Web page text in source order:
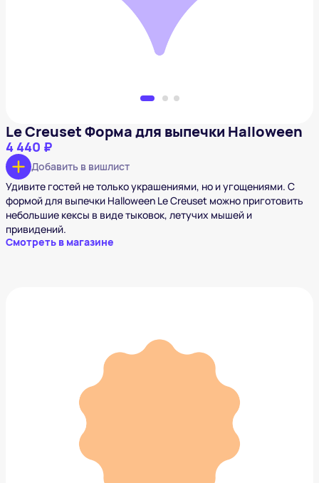
Добавить в вишлист
Le Creuset Форма для выпечки Halloween
4 440 ₽
Добавить в вишлист
Удивите гостей не только украшениями, но и угощениями. С
формой для выпечки Halloween Le Creuset можно приготовить
небольшие кексы в виде тыковок, летучих мышей и
привидений.
Смотреть в магазине
Рука Вещь из Уэнсдей The Thing Wednesday